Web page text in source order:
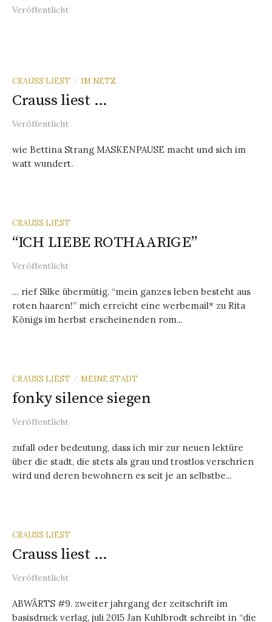
Veröffentlicht
CRAUSS LIEST / IM NETZ
Crauss liest …
Veröffentlicht
wie Bettina Strang MASKENPAUSE macht und sich im
watt wundert.
CRAUSS LIEST
“ICH LIEBE ROTHAARIGE”
Veröffentlicht
… rief Silke übermütig. “mein ganzes leben besteht aus
roten haaren!” mich erreicht eine werbemail* zu Rita
Königs im herbst erscheinenden rom...
CRAUSS LIEST / MEINE STADT
fonky silence siegen
Veröffentlicht
zufall oder bedeutung, dass ich mir zur neuen lektüre
über die stadt, die stets als grau und trostlos verschrien
wird und deren bewohnern es seit je an selbstbe...
CRAUSS LIEST
Crauss liest …
Veröffentlicht
ABWÄRTS #9. zweiter jahrgang der zeitschrift im
basisdruck verlag, juli 2015 Jan Kuhlbrodt schreibt in “die